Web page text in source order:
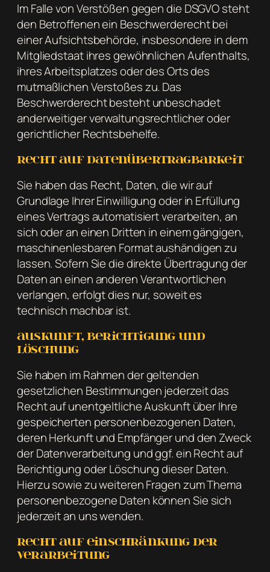
Im Falle von Verstößen gegen die DSGVO steht
den Betroffenen ein Beschwerderecht bei
einer Aufsichtsbehörde, insbesondere in dem
Mitgliedstaat ihres gewöhnlichen Aufenthalts,
ihres Arbeitsplatzes oder des Orts des
mutmaßlichen Verstoßes zu. Das
Beschwerderecht besteht unbeschadet
anderweitiger verwaltungsrechtlicher oder
gerichtlicher Rechtsbehelfe.
Recht auf Daten­übertrag­barkeit
Sie haben das Recht, Daten, die wir auf
Grundlage Ihrer Einwilligung oder in Erfüllung
eines Vertrags automatisiert verarbeiten, an
sich oder an einen Dritten in einem gängigen,
maschinenlesbaren Format aushändigen zu
lassen. Sofern Sie die direkte Übertragung der
Daten an einen anderen Verantwortlichen
verlangen, erfolgt dies nur, soweit es
technisch machbar ist.
Auskunft, Berichtigung und
Löschung
Sie haben im Rahmen der geltenden
gesetzlichen Bestimmungen jederzeit das
Recht auf unentgeltliche Auskunft über Ihre
gespeicherten personenbezogenen Daten,
deren Herkunft und Empfänger und den Zweck
der Datenverarbeitung und ggf. ein Recht auf
Berichtigung oder Löschung dieser Daten.
Hierzu sowie zu weiteren Fragen zum Thema
personenbezogene Daten können Sie sich
jederzeit an uns wenden.
Recht auf Einschränkung der
Verarbeitung